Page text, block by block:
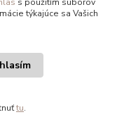
týkajúce sa Vašich
tu.